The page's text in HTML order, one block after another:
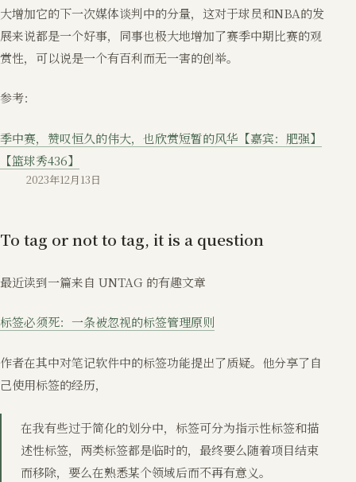
大增加它的下一次媒体谈判中的分量，这对于球员和NBA的发
展来说都是一个好事，同事也极大地增加了赛季中期比赛的观
赏性，可以说是一个有百利而无一害的创举。
参考：
季中赛，赞叹恒久的伟大，也欣赏短暂的风华【嘉宾：肥强】
【篮球秀436】
2023年12月13日
To tag or not to tag, it is a question
最近读到一篇来自 UNTAG 的有趣文章
标签必须死：一条被忽视的标签管理原则
作者在其中对笔记软件中的标签功能提出了质疑。他分享了自
己使用标签的经历，
在我有些过于简化的划分中，标签可分为指示性标签和描
述性标签，两类标签都是临时的，最终要么随着项目结束
而移除，要么在熟悉某个领域后而不再有意义。